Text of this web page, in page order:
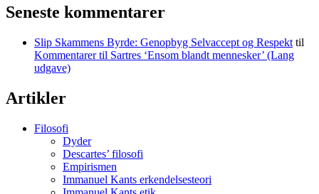
Seneste kommentarer
Slip Skammens Byrde: Genopbyg Selvaccept og Respekt til
Kommentarer til Sartres ‘Ensom blandt mennesker’ (Lang
udgave)
Artikler
Filosofi
Dyder
Descartes’ filosofi
Empirismen
Immanuel Kants erkendelsesteori